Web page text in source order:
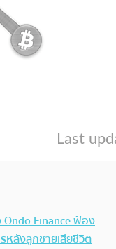
Finance ฟ้อง
หลังลูกชายเสียชีวิต